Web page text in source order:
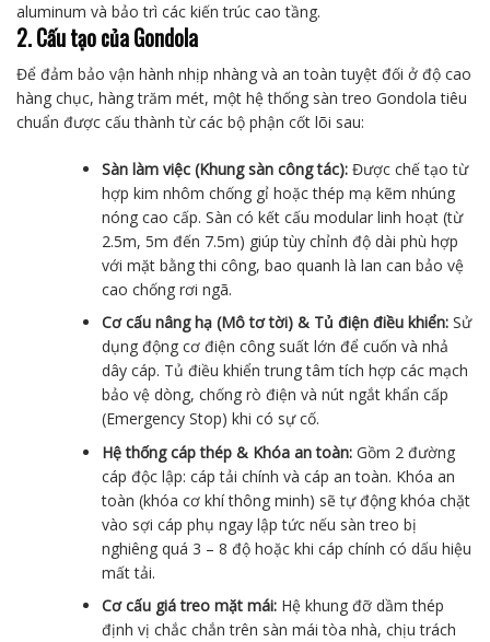
aluminum và bảo trì các kiến trúc cao tầng.
2. Cấu tạo của Gondola
Để đảm bảo vận hành nhịp nhàng và an toàn tuyệt đối ở độ cao
hàng chục, hàng trăm mét, một hệ thống sàn treo Gondola tiêu
chuẩn được cấu thành từ các bộ phận cốt lõi sau:
Sàn làm việc (Khung sàn công tác): Được chế tạo từ
hợp kim nhôm chống gỉ hoặc thép mạ kẽm nhúng
nóng cao cấp. Sàn có kết cấu modular linh hoạt (từ
2.5m, 5m đến 7.5m) giúp tùy chỉnh độ dài phù hợp
với mặt bằng thi công, bao quanh là lan can bảo vệ
cao chống rơi ngã.
Cơ cấu nâng hạ (Mô tơ tời) & Tủ điện điều khiển: Sử
dụng động cơ điện công suất lớn để cuốn và nhả
dây cáp. Tủ điều khiển trung tâm tích hợp các mạch
bảo vệ dòng, chống rò điện và nút ngắt khẩn cấp
(Emergency Stop) khi có sự cố.
Hệ thống cáp thép & Khóa an toàn: Gồm 2 đường
cáp độc lập: cáp tải chính và cáp an toàn. Khóa an
toàn (khóa cơ khí thông minh) sẽ tự động khóa chặt
vào sợi cáp phụ ngay lập tức nếu sàn treo bị
nghiêng quá 3 – 8 độ hoặc khi cáp chính có dấu hiệu
mất tải.
Cơ cấu giá treo mặt mái: Hệ khung đỡ dầm thép
định vị chắc chắn trên sàn mái tòa nhà, chịu trách